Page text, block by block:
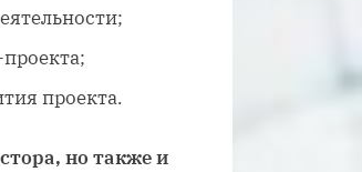
проекта.
но также и